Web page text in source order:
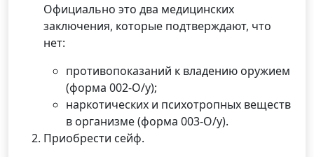
Официально это два медицинских
заключения, которые подтверждают, что
нет:
противопоказаний к владению оружием
(форма 002-О/у);
наркотических и психотропных веществ
в организме (форма 003-О/у).
Приобрести сейф.